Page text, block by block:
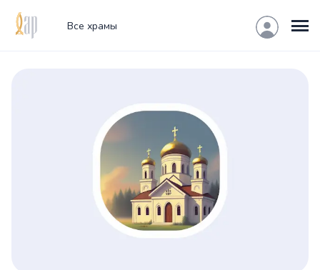
Все храмы